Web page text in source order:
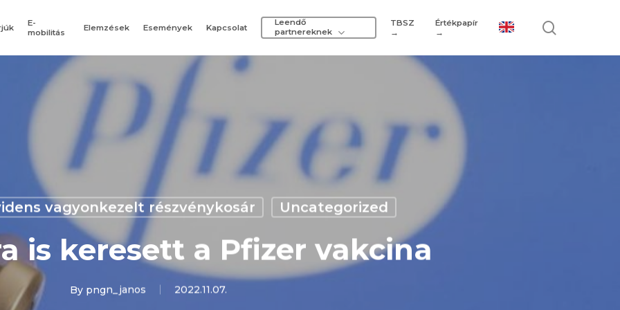
E-
mobilitás
Elemzések Események Kapcsolat
Leendő
partnereknek
TBSZ
→
Értékpapír
→
vagyonkezelt részvénykosár Uncategorized
is keresett a Pfizer vakcina
By pngn_janos 2022.11.07.